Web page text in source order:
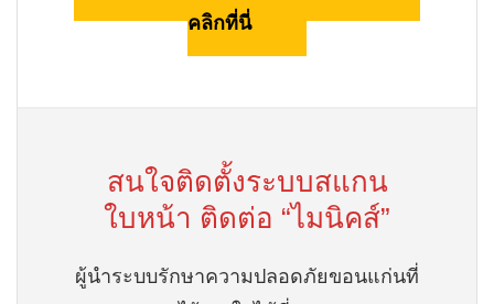
คลิกที่นี่
สนใจติดตั้งระบบสแกน
ใบหน้า ติดต่อ “ไมนิคส์”
ผู้นำระบบรักษาความปลอดภัยขอนแก่นที่